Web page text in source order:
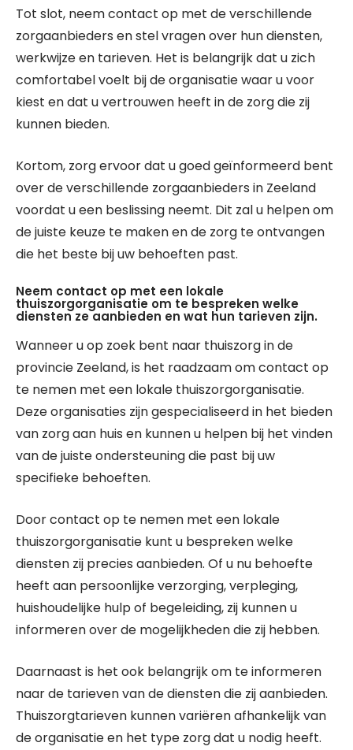
Tot slot, neem contact op met de verschillende
zorgaanbieders en stel vragen over hun diensten,
werkwijze en tarieven. Het is belangrijk dat u zich
comfortabel voelt bij de organisatie waar u voor
kiest en dat u vertrouwen heeft in de zorg die zij
kunnen bieden.
Kortom, zorg ervoor dat u goed geïnformeerd bent
over de verschillende zorgaanbieders in Zeeland
voordat u een beslissing neemt. Dit zal u helpen om
de juiste keuze te maken en de zorg te ontvangen
die het beste bij uw behoeften past.
Neem contact op met een lokale
thuiszorgorganisatie om te bespreken welke
diensten ze aanbieden en wat hun tarieven zijn.
Wanneer u op zoek bent naar thuiszorg in de
provincie Zeeland, is het raadzaam om contact op
te nemen met een lokale thuiszorgorganisatie.
Deze organisaties zijn gespecialiseerd in het bieden
van zorg aan huis en kunnen u helpen bij het vinden
van de juiste ondersteuning die past bij uw
specifieke behoeften.
Door contact op te nemen met een lokale
thuiszorgorganisatie kunt u bespreken welke
diensten zij precies aanbieden. Of u nu behoefte
heeft aan persoonlijke verzorging, verpleging,
huishoudelijke hulp of begeleiding, zij kunnen u
informeren over de mogelijkheden die zij hebben.
Daarnaast is het ook belangrijk om te informeren
naar de tarieven van de diensten die zij aanbieden.
Thuiszorgtarieven kunnen variëren afhankelijk van
de organisatie en het type zorg dat u nodig heeft.